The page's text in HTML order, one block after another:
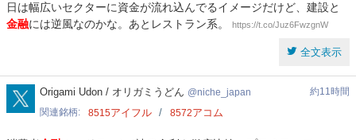
日は幅広いセクターに資金が流れ込んでるイメージだけど、建設と
金融には逆風なのかな。あとレストラン系。 https://t.co/Juz6FwzgnW
全文表示
niche_japan
Origami Udon / オリガミうどん niche_japan
約11時間
関連銘柄
8515アイフル 8572アコム